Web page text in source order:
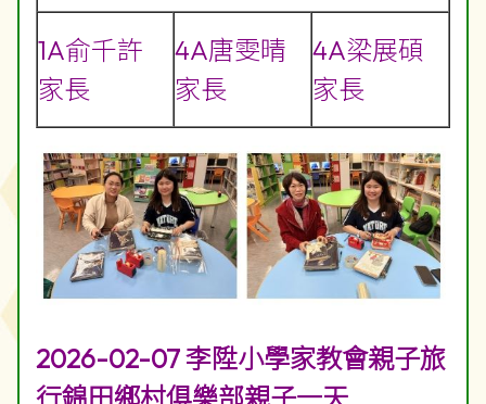
1A俞千許
家長
4A唐雯晴
家長
4A梁展碩
家長
2026-02-07 李陞小學家教會親子旅